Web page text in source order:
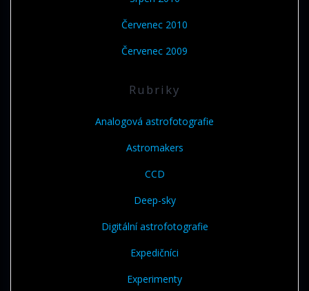
Červenec 2010
Červenec 2009
Rubriky
Analogová astrofotografie
Astromakers
CCD
Deep-sky
Digitální astrofotografie
Expedičníci
Experimenty